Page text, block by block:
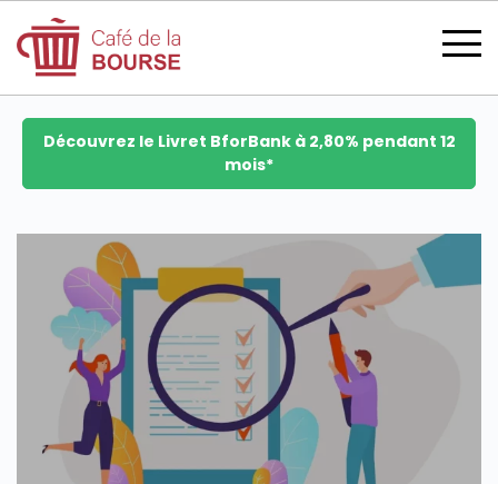
se connecter
devenir membre
CATÉGORIES
Découvrez le Livret BforBank à 2,80% pendant 12
mois*